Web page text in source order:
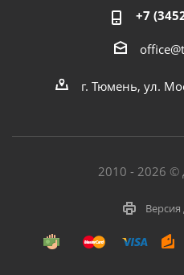
+7
г. Тюмень, ул.
2010 - 2026
Версия